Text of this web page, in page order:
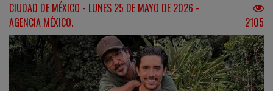
CIUDAD DE MÉXICO - LUNES 25 DE MAYO DE 2026 -
AGENCIA MÉXICO.
2105